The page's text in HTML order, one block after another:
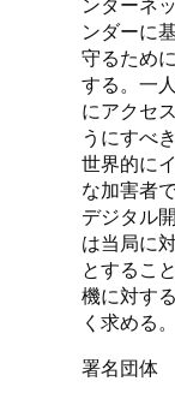
ンダーに
守るため
する。一
にアクセ
うにすべ
世界的に
な加害者
デジタル
は当局に
とするこ
機に対す
く求める。
署名団体